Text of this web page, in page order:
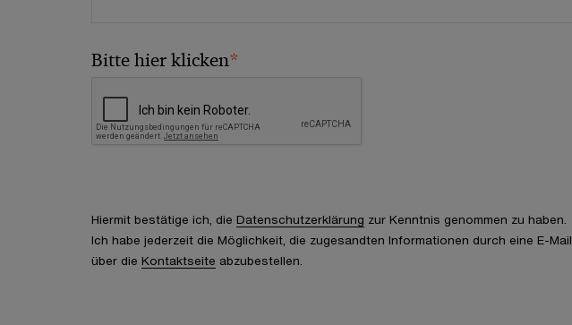
Bitte hier klicken*
Hiermit bestätige ich, die Datenschutzerklärung zur Kenntnis genommen zu haben.
Ich habe jederzeit die Möglichkeit, die zugesandten Informationen durch eine E-Mail
über die Kontaktseite abzubestellen.